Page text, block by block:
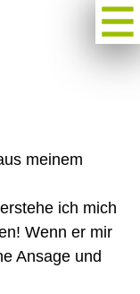
meinem
ich mich
Wenn er mir
Ansage und